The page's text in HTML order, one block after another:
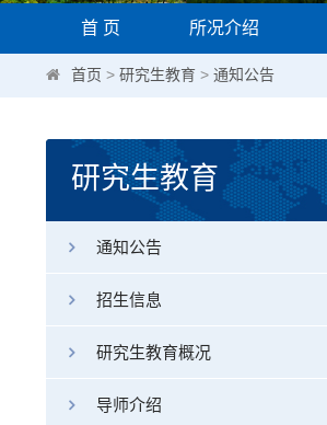
首 页 所况介绍
首页 > 研究生教育 > 通知公告
研究生教育
通知公告
招生信息
研究生教育概况
导师介绍